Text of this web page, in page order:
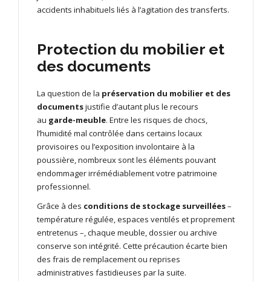
accidents inhabituels liés à l’agitation des transferts.
Protection du mobilier et
des documents
La question de la préservation du mobilier et des
documentsjustifie d’autant plus le recours
au garde-meuble. Entre les risques de chocs,
l’humidité mal contrôlée dans certains locaux
provisoires ou l’exposition involontaire à la
poussière, nombreux sont les éléments pouvant
endommager irrémédiablement votre patrimoine
professionnel.
Grâce à des conditions de stockage surveillées–
température régulée, espaces ventilés et proprement
entretenus –, chaque meuble, dossier ou archive
conserve son intégrité. Cette précaution écarte bien
des frais de remplacement ou reprises
administratives fastidieuses par la suite.